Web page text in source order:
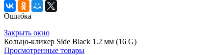
Ошибка
Закрыть окно
Кольцо-кликер Side Black 1.2 мм (16 G)
Просмотренные товары